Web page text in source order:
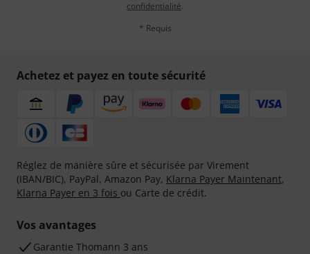
confidentialité.
* Requis
Achetez et payez en toute sécurité
Réglez de manière sûre et sécurisée par Virement
(IBAN/BIC), PayPal, Amazon Pay, Klarna Payer Maintenant,
Klarna Payer en 3 fois ou Carte de crédit.
Vos avantages
Ga­ran­tie Thomann 3 ans